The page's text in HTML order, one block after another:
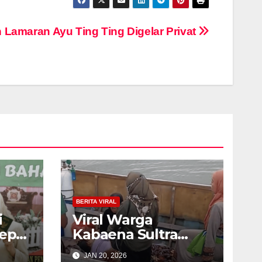
Lamaran Ayu Ting Ting Digelar Privat
BERITA VIRAL
Viral Warga
Kabaena Sultra
Sewa Kapal Rp 3
JAN 20, 2026